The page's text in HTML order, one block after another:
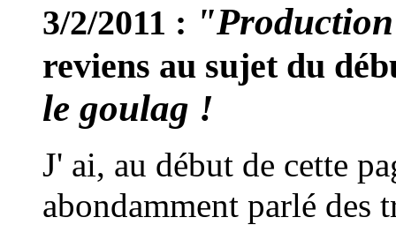
3/2/2011 :
reviens au sujet du
le goulag !
J' ai, au début de cette
abondamment parlé des